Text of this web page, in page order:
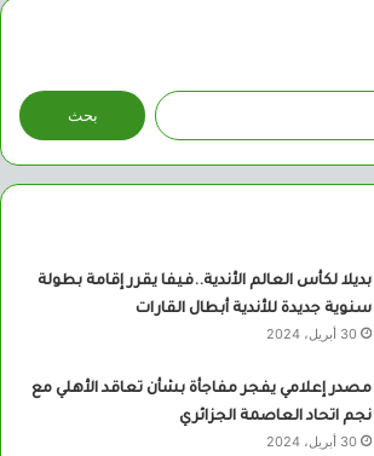
البحث
عن:
بديلا لكأس العالم الأندية..فيفا يقرر إقامة بطولة
سنوية جديدة للأندية أبطال القارات
30 أبريل، 2024
مصدر إعلامي يفجر مفاجأة بشأن تعاقد الأهلي مع
نجم اتحاد العاصمة الجزائري
30 أبريل، 2024